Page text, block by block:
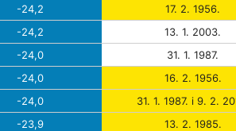
-24,2
17. 2. 1956.
-24,2
13. 1. 2003.
-24,0
31. 1. 1987.
-24,0
16. 2. 1956.
-24,0
31. 1. 1987. i 9. 2.
-23,9
13. 2. 1985.